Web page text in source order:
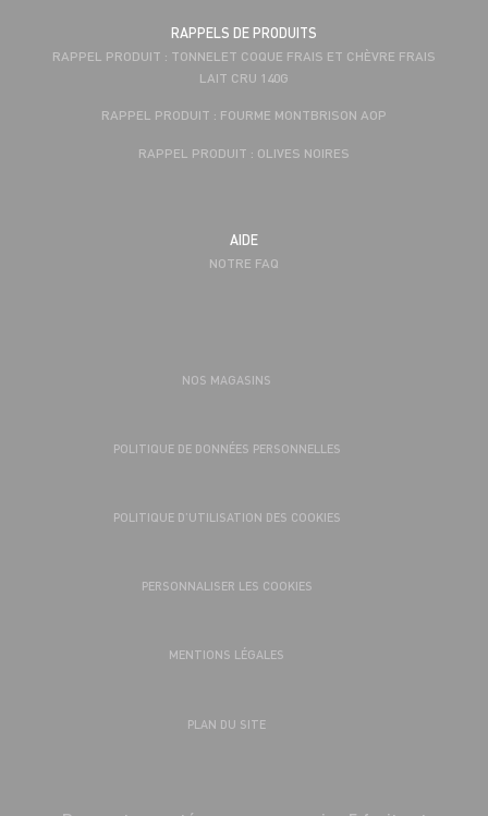
RAPPELS DE PRODUITS
RAPPEL PRODUIT : TONNELET COQUE FRAIS ET CHÈVRE FRAIS
LAIT CRU 140G
RAPPEL PRODUIT : FOURME MONTBRISON AOP
RAPPEL PRODUIT : OLIVES NOIRES
AIDE
NOTRE FAQ
NOS MAGASINS
POLITIQUE DE DONNÉES PERSONNELLES
POLITIQUE D’UTILISATION DES COOKIES
PERSONNALISER LES COOKIES
MENTIONS LÉGALES
PLAN DU SITE